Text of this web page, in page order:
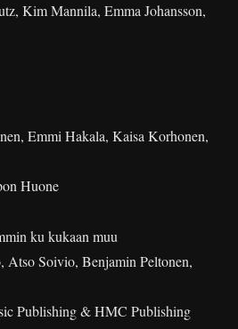
Kim Mannila, Emma Johansson,
Emmi Hakala, Kaisa Korhonen,
Huone
ku kukaan muu
Atso Soivio, Benjamin Peltonen,
Publishing & HMC Publishing